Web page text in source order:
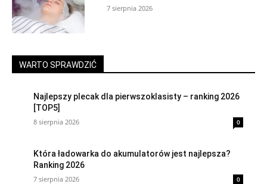
7 sierpnia 2026
WARTO SPRAWDZIĆ
Najlepszy plecak dla pierwszoklasisty – ranking 2026
[TOP5]
8 sierpnia 2026 0
Która ładowarka do akumulatorów jest najlepsza?
Ranking 2026
7 sierpnia 2026 0